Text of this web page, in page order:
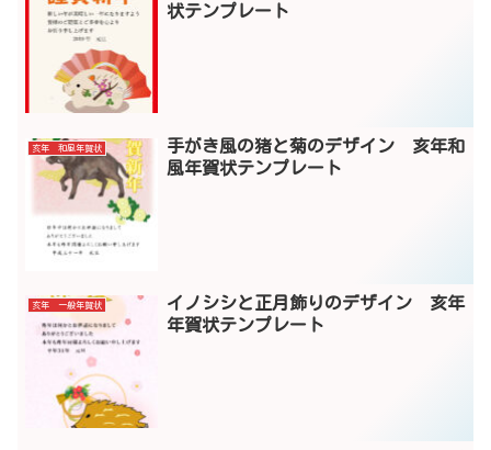
状テンプレート
亥年 和風年賀状
手がき風の猪と菊のデザイン 亥年和
風年賀状テンプレート
亥年 一般年賀状
イノシシと正月飾りのデザイン 亥年
年賀状テンプレート